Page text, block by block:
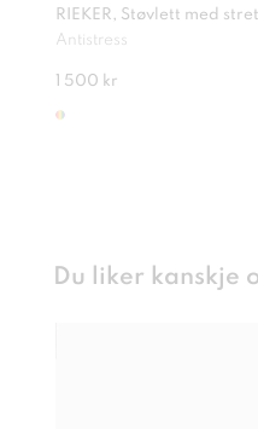
RIEKER, Støvlett med
Antistress
1 500 kr
Du liker kanskje